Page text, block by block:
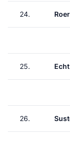
24.
25. Echt
26.